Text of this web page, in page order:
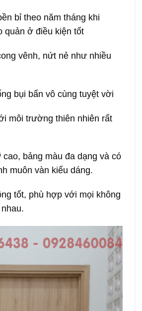
bỉ theo năm tháng khi
quản ở điều kiện tốt
vênh, nứt nẻ như nhiều
bụi bẩn vô cùng tuyệt vời
môi trường thiên nhiên rất
cao, bảng màu đa dạng và có
muôn vàn kiểu dáng.
tốt, phù hợp với mọi không